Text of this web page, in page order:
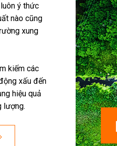
ý thức
nào cũng
xung
kiếm các
xấu đến
hiệu quả
lượng.